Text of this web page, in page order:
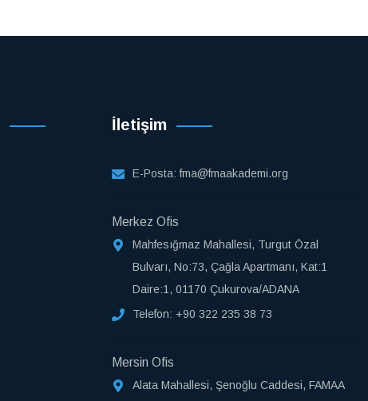
İletişim
E-Posta:fma@fmaakademi.org
Merkez Ofis
Mahfesığmaz Mahallesi, Turgut Özal
Bulvarı, No:73, Çağla Apartmanı, Kat:1
Daire:1, 01170 Çukurova/ADANA
Telefon: +90 322 235 38 73
Mersin Ofis
Alata Mahallesi, Şenoğlu Caddesi, FAMAA